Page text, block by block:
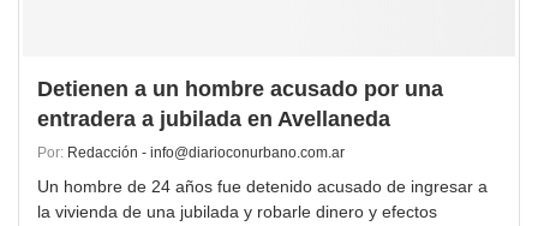
Detienen a un hombre acusado por una
entradera a jubilada en Avellaneda
Por: Redacción - info@diarioconurbano.com.ar
Un hombre de 24 años fue detenido acusado de ingresar a
la vivienda de una jubilada y robarle dinero y efectos